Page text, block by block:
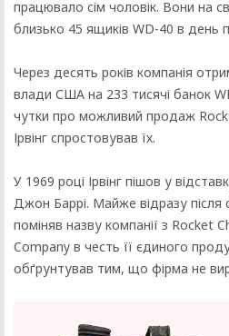
працювало сім чоловік. Вони на
близько 45 ящиків WD-40 в день
Через десять років компанія
влади США на 233 тисячі банок
чутки про можливий продаж
Ірвінг спростовував їх.
У 1969 році Ірвінг пішов у
Джон Баррі. Майже відразу після
поміняв назву компанії з Rocket
Company в честь її єдиного
обґрунтував тим, що фірма не